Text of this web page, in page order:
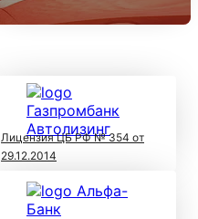
Лицензия ЦБ РФ № 354 от
29.12.2014